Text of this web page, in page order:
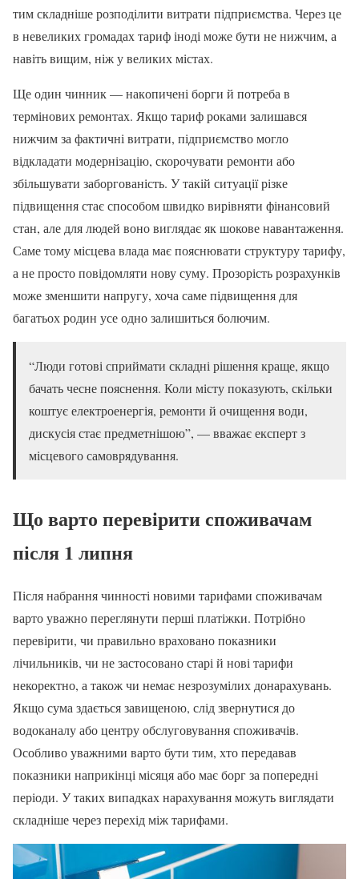
тим складніше розподілити витрати підприємства. Через це
в невеликих громадах тариф іноді може бути не нижчим, а
навіть вищим, ніж у великих містах.
Ще один чинник — накопичені борги й потреба в
термінових ремонтах. Якщо тариф роками залишався
нижчим за фактичні витрати, підприємство могло
відкладати модернізацію, скорочувати ремонти або
збільшувати заборгованість. У такій ситуації різке
підвищення стає способом швидко вирівняти фінансовий
стан, але для людей воно виглядає як шокове навантаження.
Саме тому місцева влада має пояснювати структуру тарифу,
а не просто повідомляти нову суму. Прозорість розрахунків
може зменшити напругу, хоча саме підвищення для
багатьох родин усе одно залишиться болючим.
“Люди готові сприймати складні рішення краще, якщо
бачать чесне пояснення. Коли місту показують, скільки
коштує електроенергія, ремонти й очищення води,
дискусія стає предметнішою”, — вважає експерт з
місцевого самоврядування.
Що варто перевірити споживачам
після 1 липня
Після набрання чинності новими тарифами споживачам
варто уважно переглянути перші платіжки. Потрібно
перевірити, чи правильно враховано показники
лічильників, чи не застосовано старі й нові тарифи
некоректно, а також чи немає незрозумілих донарахувань.
Якщо сума здається завищеною, слід звернутися до
водоканалу або центру обслуговування споживачів.
Особливо уважними варто бути тим, хто передавав
показники наприкінці місяця або має борг за попередні
періоди. У таких випадках нарахування можуть виглядати
складніше через перехід між тарифами.